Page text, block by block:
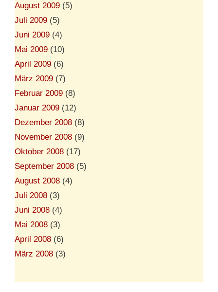
August 2009 (5)
Juli 2009 (5)
Juni 2009 (4)
Mai 2009 (10)
April 2009 (6)
März 2009 (7)
Februar 2009 (8)
Januar 2009 (12)
Dezember 2008 (8)
November 2008 (9)
Oktober 2008 (17)
September 2008 (5)
August 2008 (4)
Juli 2008 (3)
Juni 2008 (4)
Mai 2008 (3)
April 2008 (6)
März 2008 (3)